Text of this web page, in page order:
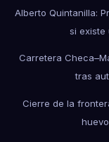
Alberto Quintanilla:
si existe
Carretera
tras
Cierre de la